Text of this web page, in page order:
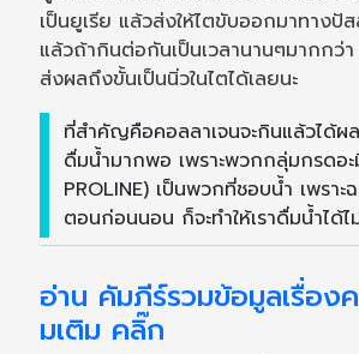
เป็นยูเรีย แล้วส่งให้ไตขับออกมาทางปั
แล้วถ้ากินต่อกันเป็นเวลานานๆมากกว่
ส่งผลถึงขั้นเป็นนิ่วในไตได้เลยนะ
ที่สำคัญคือคอลลาเจนจะกินแล้วได้ผ
ดื่มน้ำมากพอ เพราะพวกกลุ่มกรดอะ
PROLINE) เป็นพวกที่ชอบน้ำ เพราะ
ตอนก่อนนอน ก็จะทำให้เราดื่มน้ำได้ไ
อ่าน คัมภีร์รวมข้อมูลเรื่อง
มเติม คลิ๊ก